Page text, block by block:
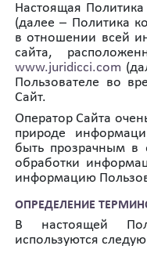
Настоящая
(далее – Политика
в отношении всей
сайта,
www.juridicci.com
Пользователе во
Cайт.
Оператор Cайта
природе
быть прозрачным в
обработки
информацию
ОПРЕДЕЛЕНИЕ
В настоящей
используются